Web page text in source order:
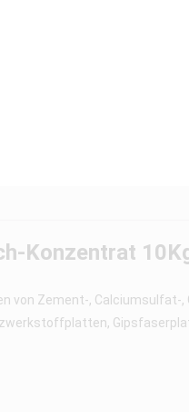
Konzentrat
von Zement-,